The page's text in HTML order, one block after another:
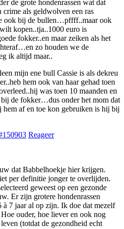
de grote hondenrassen wat dat
als geldwolven een ras
ook bij de bullen…pffff..maar ook
kopen..tja..1000 euro is
fokker..en maar zeiken als het
zo houden we de
ik altijd maar..
mijn ene bull Cassie is als dekreu
hem ook van haar gehad toen
was toen 10 maanden en
de fokker…dus onder het mom dat
af en toe kon gebruiken is hij bij
Reageer
dat Babbelhoekje hier krijgen.
per definitie jonger te overlijden.
geweest op een gezonde
Er zijn grotere hondenrassen
7 jaar al op zijn. Ik doe dat mezelf
ouder, hoe liever en ook nog
(totdat de gezondheid echt